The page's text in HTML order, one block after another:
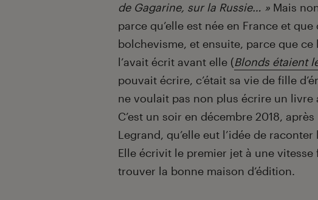
de Gagarine, sur la Russie… » Mais
parce qu’elle est née en France et
bolchevisme, et ensuite, parce que ce
l’avait écrit avant elle (Blonds étaient
pouvait écrire, c’était sa vie de fille
ne voulait pas non plus écrire un livre
C’est un soir en décembre 2018,
Legrand, qu’elle eut l’idée de
Elle écrivit le premier jet à une
trouver la bonne maison d’édition.